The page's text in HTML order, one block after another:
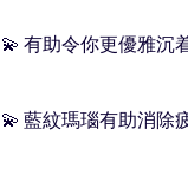
💫 有助令你更優雅沉
💫 藍紋瑪瑙有助消除